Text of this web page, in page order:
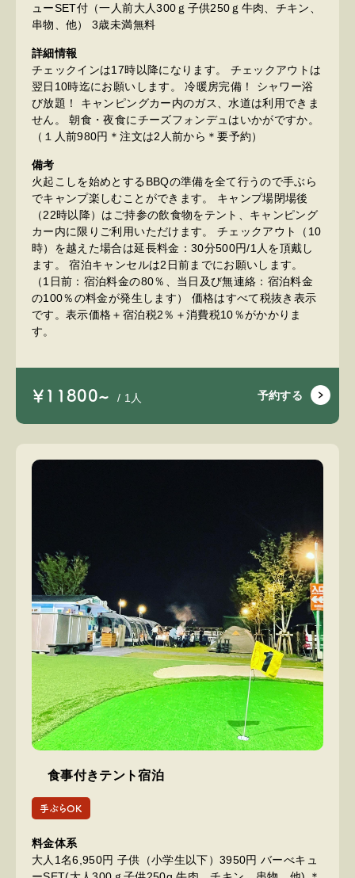
ューSET付（一人前大人300ｇ子供250ｇ牛肉、チキン、
串物、他） 3歳未満無料
詳細情報
チェックインは17時以降になります。 チェックアウトは
翌日10時迄にお願いします。 冷暖房完備！ シャワー浴
び放題！ キャンピングカー内のガス、水道は利用できま
せん。 朝食・夜食にチーズフォンデュはいかがですか。
（１人前980円＊注文は2人前から＊要予約）
備考
火起こしを始めとするBBQの準備を全て行うので手ぶら
でキャンプ楽しむことができます。 キャンプ場閉場後
（22時以降）はご持参の飲食物をテント、キャンピング
カー内に限りご利用いただけます。 チェックアウト（10
時）を越えた場合は延長料金：30分500円/1人を頂戴し
ます。 宿泊キャンセルは2日前までにお願いします。
（1日前：宿泊料金の80％、当日及び無連絡：宿泊料金
の100％の料金が発生します） 価格はすべて税抜き表示
です。表示価格＋宿泊税2％＋消費税10％がかかりま
す。
￥11800~ / 1人 予約する
食事付きテント宿泊
手ぶらOK
料金体系
大人1名6,950円 子供（小学生以下）3950円 バーべキュ